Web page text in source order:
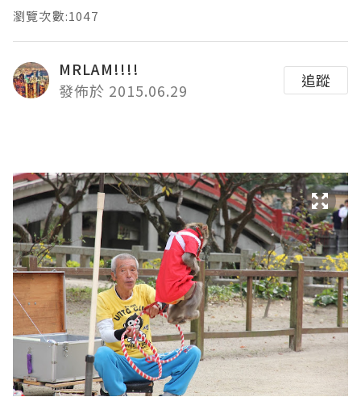
瀏覽次數:1047
MRLAM!!!!
發佈於 2015.06.29
追蹤